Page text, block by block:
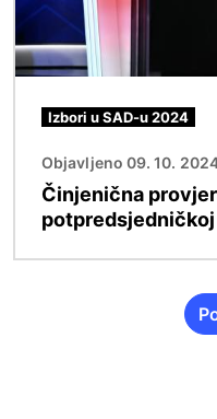
Izbori u SAD-u 2024
Objavljeno 09. 10.
Činjenična
potpredsjedničkoj